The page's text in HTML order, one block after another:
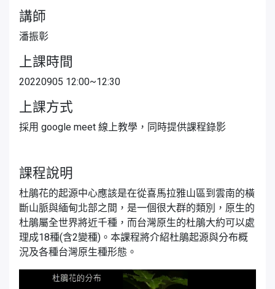
講師
潘振彰
上課時間
20220905 12:00~12:30
上課方式
採用 google meet 線上教學，同時提供課程錄影
課程說明
杜鵑花的起源中心應該是在從喜馬拉雅山區到雲南的橫
斷山脈與緬甸北部之間，是一個很大群的類別，原生的
杜鵑屬全世界將近千種，而台灣原生的杜鵑大約可以處
理成18種(含2變種)。本課程將介紹杜鵑起源與分布概
況及各種台灣原生種形態。